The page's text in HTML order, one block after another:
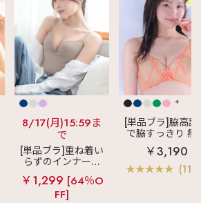
8/17(月)15:59ま
で
[単品ブラ]重ね着い
らずのインナーブ
ラ
リッチバスト
ブラトップ (ワイヤ
ー入り)
￥1,299 [64％O
FF]
+
[単品ブラ]脇高設
で脇すっきり 痩
見えブラ
カシ
クールレース脇
ブラ(R) 単品ブラ
ャー
￥3,190